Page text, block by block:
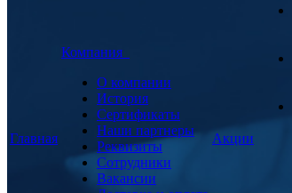
Главная
Компания
О компании
История
Сертификаты
Наши партнеры
Реквизиты
Сотрудники
Вакансии
Акции